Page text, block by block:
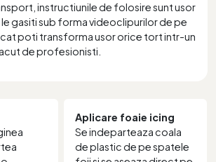
instructiunile de folosire sunt usor
gasiti sub forma videoclipurilor de pe
poti transforma usor orice tort intr-un
de profesionisti.
Aplicare foaie icing
Se indeparteaza coala
de plastic de pe spatele